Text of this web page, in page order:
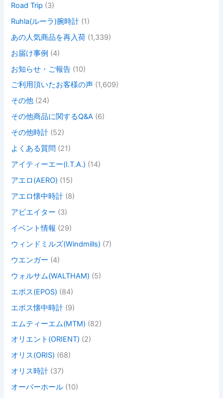
Road Trip (3)
Ruhla(ルーラ)腕時計 (1)
あの人気商品を再入荷 (1,339)
お届け事例 (4)
お知らせ・ご報告 (10)
ご利用頂いたお客様の声 (1,609)
その他 (24)
その他商品に関するQ&A (6)
その他時計 (52)
よくある質問 (21)
アイティーエー(I.T.A.) (14)
アエロ(AERO) (15)
アエロ懐中時計 (8)
アビエイター (3)
イベント情報 (29)
ウィンドミルズ(Windmills) (7)
ウエンガー (4)
ウォルサム(WALTHAM) (5)
エポス(EPOS) (84)
エポス懐中時計 (9)
エムティーエム(MTM) (82)
オリエント(ORIENT) (2)
オリス(ORIS) (68)
オリス時計 (37)
オーバーホール (10)